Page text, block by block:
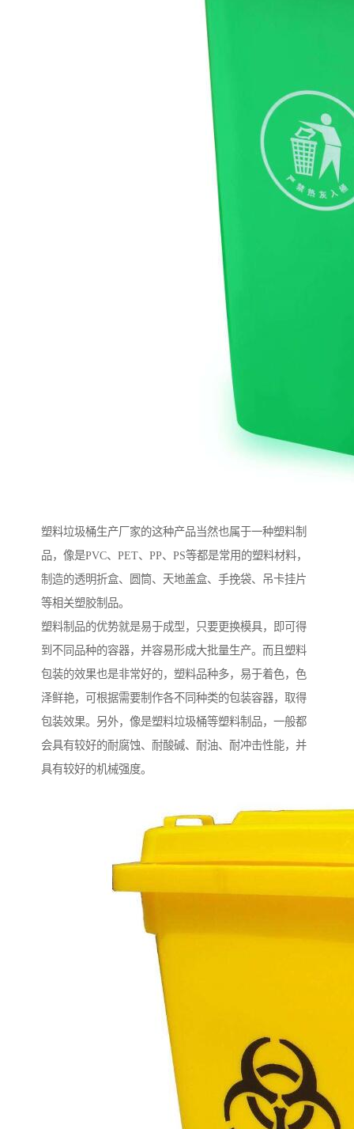
塑料垃圾桶生产厂家的这种产品当然也属于一种塑料制
品，像是PVC、PET、PP、PS等都是常用的塑料材料，
制造的透明折盒、圆筒、天地盖盒、手挽袋、吊卡挂片
等相关塑胶制品。
塑料制品的优势就是易于成型，只要更换模具，即可得
到不同品种的容器，并容易形成大批量生产。而且塑料
包装的效果也是非常好的，塑料品种多，易于着色，色
泽鲜艳，可根据需要制作各不同种类的包装容器，取得
包装效果。另外，像是塑料垃圾桶等塑料制品，一般都
会具有较好的耐腐蚀、耐酸碱、耐油、耐冲击性能，并
具有较好的机械强度。